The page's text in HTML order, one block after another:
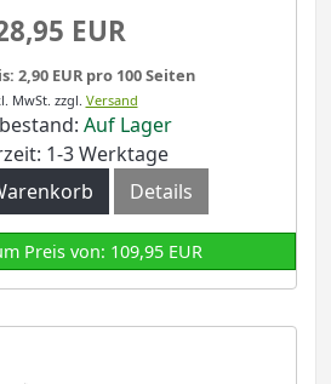
EUR
2,90 EUR pro 100 Seiten
MwSt. zzgl. Versand
Auf Lager
1-3 Werktage
Details
Preis von: 109,95 EUR